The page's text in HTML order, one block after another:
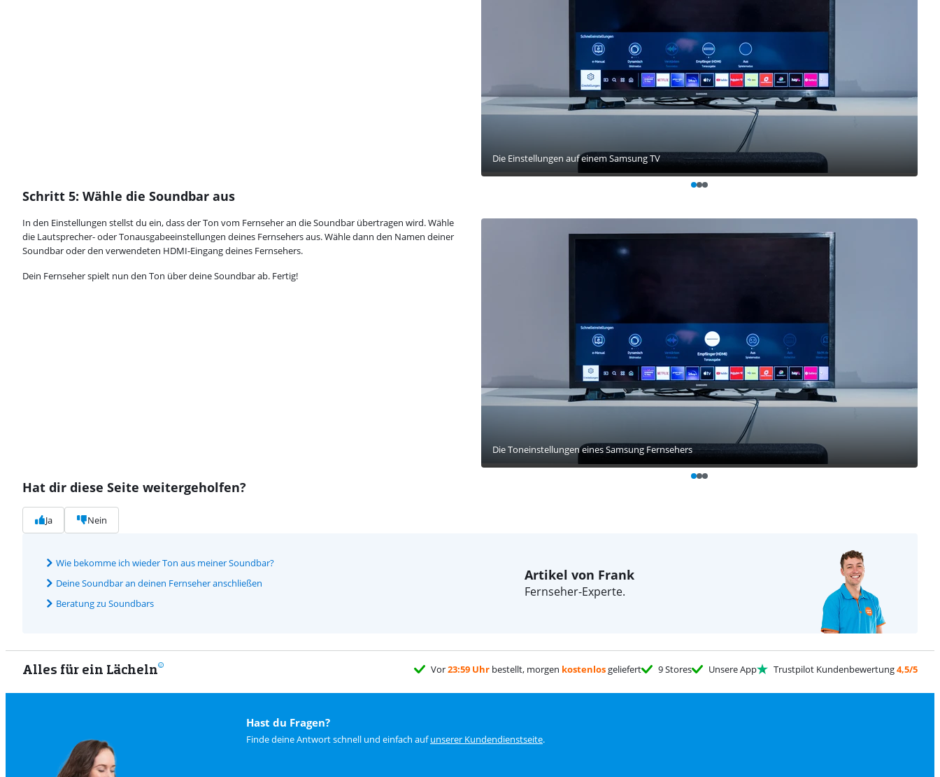
Die Einstellungen auf einem Samsung TV
Schritt 5: Wähle die Soundbar aus
In den Einstellungen stellst du ein, dass der Ton vom Fernseher an die Soundbar übertragen wird. Wähle
die Lautsprecher- oder Tonausgabeeinstellungen deines Fernsehers aus. Wähle dann den Namen deiner
Soundbar oder den verwendeten HDMI-Eingang deines Fernsehers.
Dein Fernseher spielt nun den Ton über deine Soundbar ab. Fertig!
Die Toneinstellungen eines Samsung Fernsehers
Hat dir diese Seite weitergeholfen?
Ja Nein
Wie bekomme ich wieder Ton aus meiner Soundbar?
Deine Soundbar an deinen Fernseher anschließen
Beratung zu Soundbars
Artikel von Frank
Fernseher-Experte.
Alles für ein Lächeln Vor23:59 Uhr bestellt, morgen kostenlosgeliefert 9 Stores Unsere App Trustpilot Kundenbewertung4,5/5
Hast du Fragen?
Finde deine Antwort schnell und einfach aufunserer Kundendienstseite.